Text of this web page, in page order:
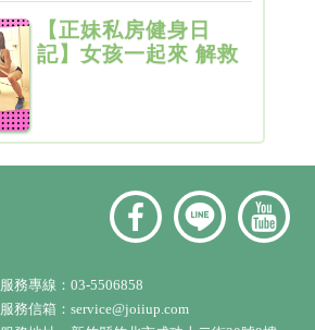
【正妹私房健身日
記】女孩一起來 解救
服務專線： 03-5506858
服務信箱： service@joiiup.com